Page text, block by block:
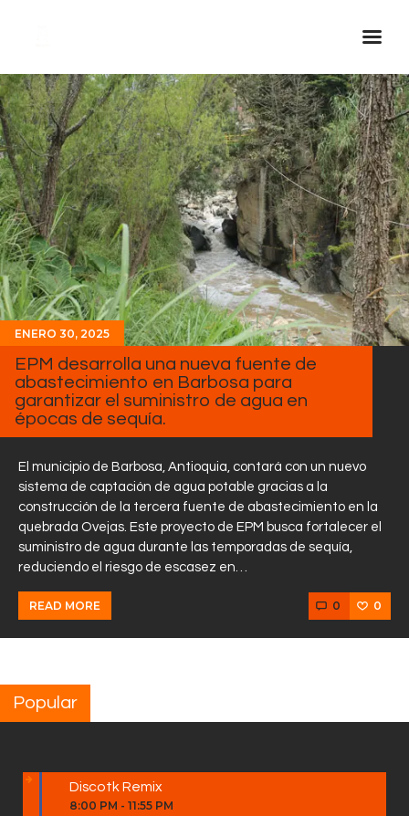
Inicio Real FM
Streaming
En Vivo
Descarga La APP
Programas
Noticias
Equipo
Sobre Nosotros
Contactos
ENERO 30, 2025
EPM desarrolla una nueva fuente de
abastecimiento en Barbosa para
garantizar el suministro de agua en
épocas de sequía.
El municipio de Barbosa, Antioquia, contará con un nuevo
sistema de captación de agua potable gracias a la
construcción de la tercera fuente de abastecimiento en la
quebrada Ovejas. Este proyecto de EPM busca fortalecer el
suministro de agua durante las temporadas de sequía,
reduciendo el riesgo de escasez en…
READ MORE 0 0
Popular
Discotk Remix
8:00 PM - 11:55 PM